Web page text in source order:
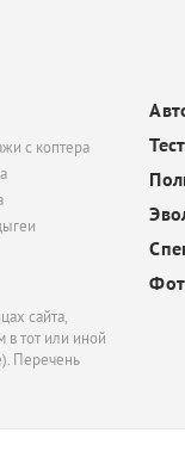
с коптера
сайта,
тот или иной
Перечень